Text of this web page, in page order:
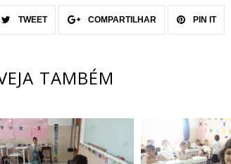
TWEET COMPARTILHAR PIN IT
TAMBÉM